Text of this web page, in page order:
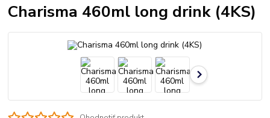
Charisma 460ml long drink (4KS)